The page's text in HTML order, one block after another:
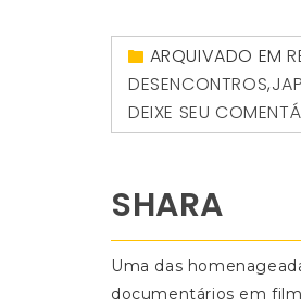
ARQUIVADO EM
DESENCONTROS,
DEIXE SEU
SHARA
Uma das
documentários em